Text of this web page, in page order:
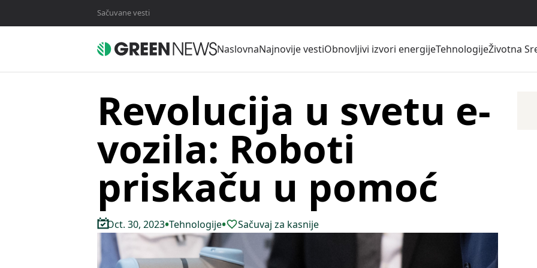
Sačuvane vesti
NaslovnaNajnovije vestiObnovljivi izvori energijeTehnologijeŽivotna
Revolucija u svetu e-
vozila: Roboti
priskaču u pomoć
Oct. 30, 2023•Tehnologije• Sačuvaj za kasnije